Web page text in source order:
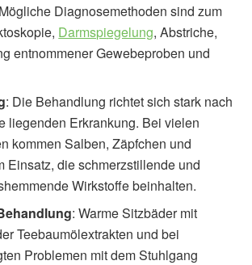
Diagnosemethoden sind zum
Darmspiegelung, Abstriche,
entnommener Gewebeproben und
: Die Behandlung richtet sich stark nach
liegenden Erkrankung. Bei vielen
kommen Salben, Zäpfchen und
Einsatz, die schmerzstillende und
Wirkstoffe beinhalten.
: Warme Sitzbäder mit
Teebaumölextrakten und bei
Problemen mit dem Stuhlgang